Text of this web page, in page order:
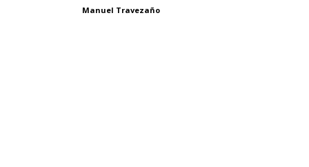
Manuel Travezaño